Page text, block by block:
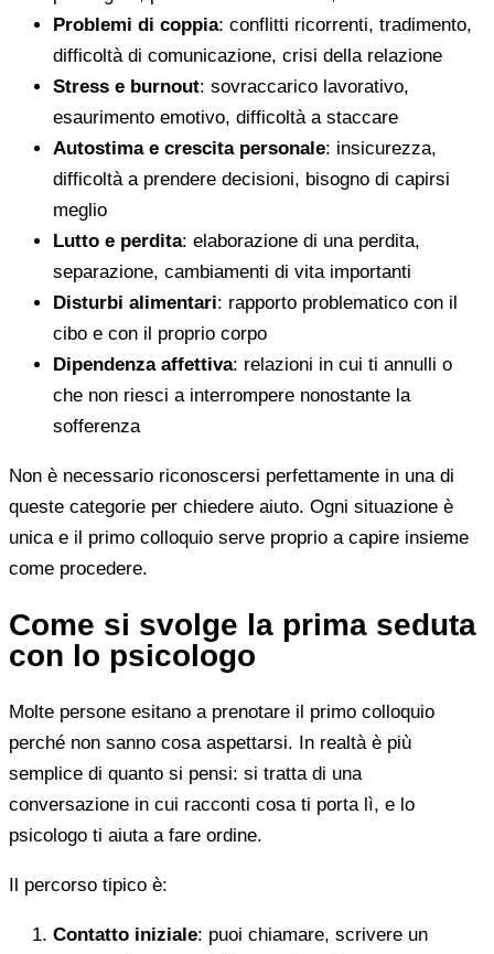
Problemi di coppia: conflitti ricorrenti, tradimento,
difficoltà di comunicazione, crisi della relazione
Stress e burnout: sovraccarico lavorativo,
esaurimento emotivo, difficoltà a staccare
Autostima e crescita personale: insicurezza,
difficoltà a prendere decisioni, bisogno di capirsi
meglio
Lutto e perdita: elaborazione di una perdita,
separazione, cambiamenti di vita importanti
Disturbi alimentari: rapporto problematico con il
cibo e con il proprio corpo
Dipendenza affettiva: relazioni in cui ti annulli o
che non riesci a interrompere nonostante la
sofferenza
Non è necessario riconoscersi perfettamente in una di
queste categorie per chiedere aiuto. Ogni situazione è
unica e il primo colloquio serve proprio a capire insieme
come procedere.
Come si svolge la prima seduta
con lo psicologo
Molte persone esitano a prenotare il primo colloquio
perché non sanno cosa aspettarsi. In realtà è più
semplice di quanto si pensi: si tratta di una
conversazione in cui racconti cosa ti porta lì, e lo
psicologo ti aiuta a fare ordine.
Il percorso tipico è:
Contatto iniziale: puoi chiamare, scrivere un